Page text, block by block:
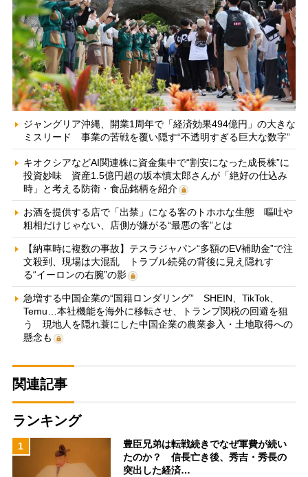
ジャングリア沖縄、開業1周年で「経済効果494億円」の大きな
ミスリード 事業の苦戦を覆い隠す“不透明すぎる巨大な数字”
キオクシアなどAI関連株に資金集中で“割安になった成長株”に
投資妙味 資産1.5億円超の坂本慎太郎さんが「絶好の仕込み
時」と考える防衛・食品銘柄を紹介
お酒を提供する店で「出禁」になる客のトホホな生態 嘔吐や
粗相だけじゃない、店側が嫌がる“最悪の客”とは
【納車時に複数の事故】テスラジャパン“多額のEV補助金”で注
文殺到、現場は大混乱 トラブル続発の背後に見え隠れす
る“イーロンの右腕”の影
急増する中国企業の“国籍ロンダリング” SHEIN、TikTok、
Temu…本社機能を海外に移転させ、トランプ関税の回避を狙
う 現地人を隠れ蓑にした中国企業の農業参入・土地取得への
懸念も
関連記事
ランキング
1
豊臣兄弟は転戦続きでなぜ軍費が続い
たのか？ 信長亡き後、秀吉・秀長の
突出した経済…